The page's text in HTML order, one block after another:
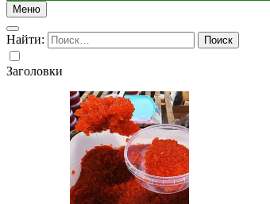
Меню
Найти:
Заголовки